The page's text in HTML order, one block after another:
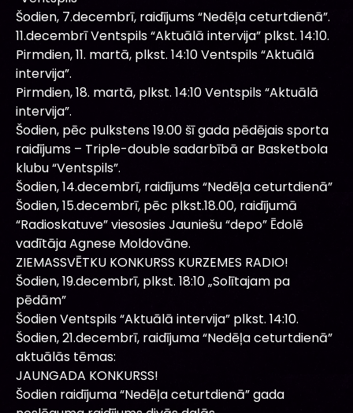
Šodien, 7.decembrī, raidījums “Nedēļa ceturtdienā”.
11.decembrī Ventspils “Aktuālā intervija” plkst. 14:10.
Pirmdien, 11. martā, plkst. 14:10 Ventspils “Aktuālā
intervija”.
Pirmdien, 18. martā, plkst. 14:10 Ventspils “Aktuālā
intervija”.
Šodien, pēc pulkstens 19.00 šī gada pēdējais sporta
raidījums – Triple-double sadarbībā ar Basketbola
klubu “Ventspils”.
Šodien, 14.decembrī, raidījums “Nedēļa ceturtdienā”
Šodien, 15.decembrī, pēc plkst.18.00, raidījumā
“Radioskatuve” viesosies Jauniešu “depo” Ēdolē
vadītāja Agnese Moldovāne.
ZIEMASSVĒTKU KONKURSS KURZEMES RADIO!
Šodien, 19.decembrī, plkst. 18:10 „Solītajam pa
pēdām”
Šodien Ventspils “Aktuālā intervija” plkst. 14:10.
Šodien, 21.decembrī, raidījuma “Nedēļa ceturtdienā”
aktuālās tēmas:
JAUNGADA KONKURSS!
Šodien raidījuma “Nedēļa ceturtdienā” gada